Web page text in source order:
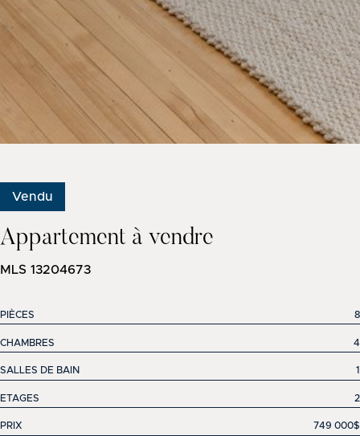
Vendu
Appartement à vendre
MLS 13204673
PIÈCES 8
CHAMBRES 4
SALLES DE BAIN 1
ETAGES 2
PRIX 749 000$